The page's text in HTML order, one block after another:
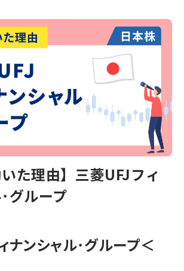
いた理由】三菱UFJフィ
グループ
ナンシャル･グループ＜